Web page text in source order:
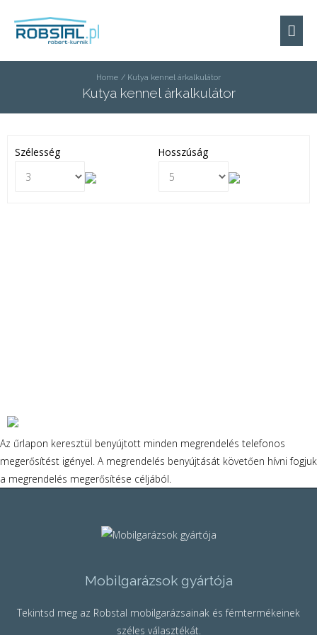
Home Kutya kennel árkalkulátor
Kutya kennel árkalkulátor
Szélesség Hosszúság
Az űrlapon keresztül benyújtott minden megrendelés telefonos
megerősítést igényel. A megrendelés benyújtását követően hívni fogjuk
a megrendelés megerősítése céljából.
Mobilgarázsok gyártója
Tekintsd meg az Robstal mobilgarázsainak és fémtermékeinek
széles választékát.